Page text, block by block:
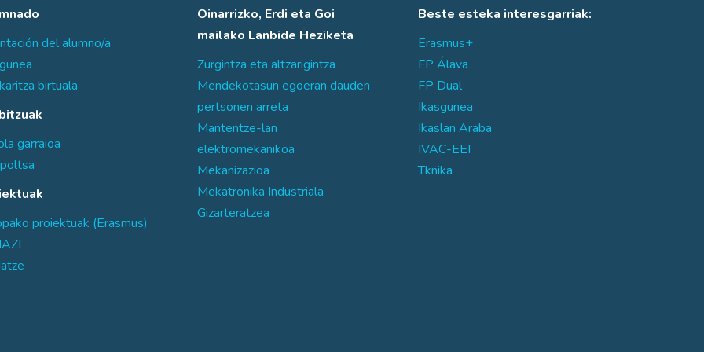
del alumno/a
birtuala
garraioa
proiektuak (Erasmus)
Oinarrizko, Erdi eta Goi
mailako Lanbide Heziketa
Zurgintza eta altzarigintza
Mendekotasun egoeran dauden
pertsonen arreta
Mantentze-lan
elektromekanikoa
Mekanizazioa
Mekatronika Industriala
Gizarteratzea
Beste esteka interesgarriak:
Erasmus+
FP Álava
FP Dual
Ikasgunea
Ikaslan Araba
IVAC-EEI
Tknika